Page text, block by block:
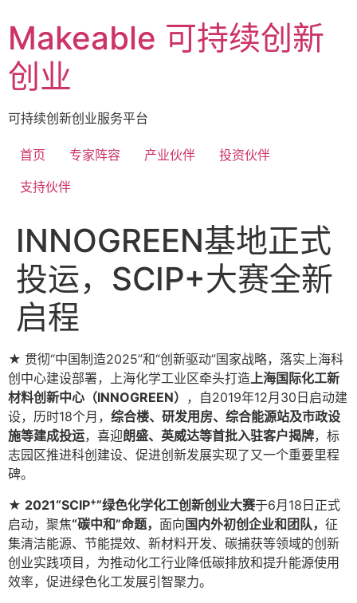
to
content
Makeable 可持续创新
创业
可持续创新创业服务平台
首页 专家阵容 产业伙伴
投资伙伴
支持伙伴
INNOGREEN基地正式
投运，SCIP+大赛全新
启程
★ 贯彻“中国制造2025”和“创新驱动”国家战略，落实上海科
创中心建设部署，上海化学工业区牵头打造上海国际化工新
材料创新中心（INNOGREEN） ，自2019年12月30日启动建
设，历时18个月， 综合楼、研发用房、综合能源站及市政设
施等建成投运，喜迎朗盛、英威达等首批入驻客户揭牌，标
志园区推进科创建设、促进创新发展实现了又一个重要里程
碑。
★ 2021“SCIP+”绿色化学化工创新创业大赛于6月18日正式
启动，聚焦“碳中和”命题， 面向国内外初创企业和团队， 征
集清洁能源、节能提效、新材料开发、碳捕获等领域的创新
创业实践项目，为推动化工行业降低碳排放和提升能源使用
效率，促进绿色化工发展引智聚力。